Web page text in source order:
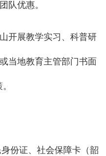
队优惠。
开展教学实习、科普研
当地教育主管部门书面
份证、社会保障卡（韶